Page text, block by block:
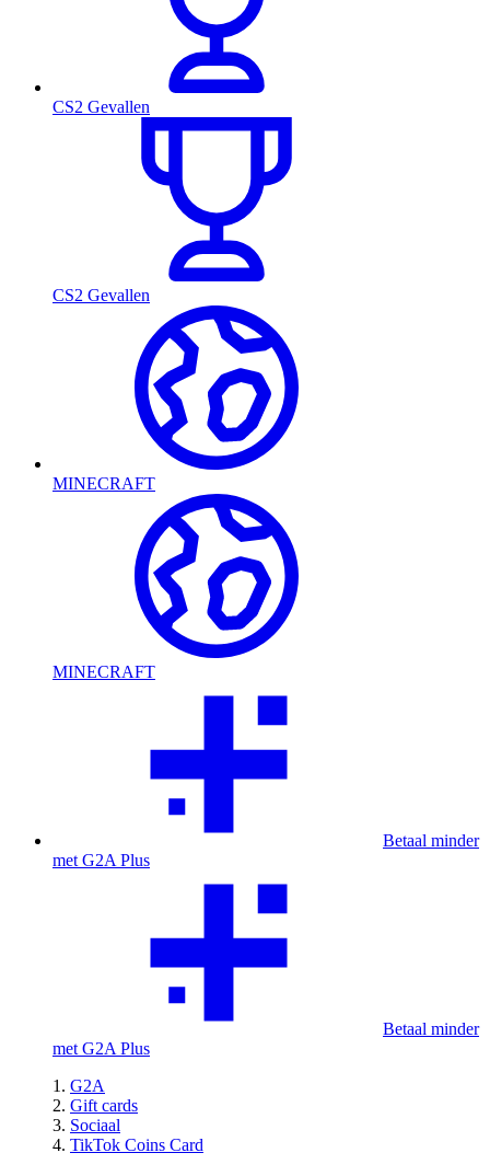
CS2 Gevallen
CS2 Gevallen
MINECRAFT
MINECRAFT
Betaal minder
met G2A Plus
Betaal minder
met G2A Plus
G2A
Gift cards
Sociaal
TikTok Coins Card